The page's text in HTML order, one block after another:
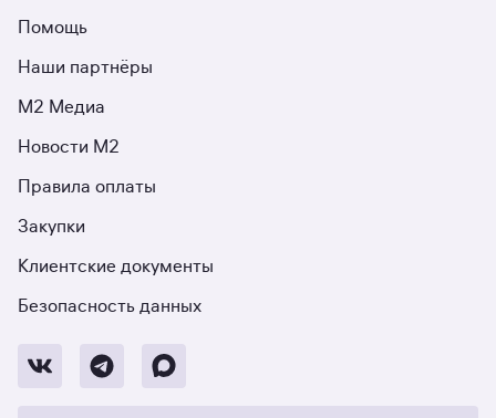
Помощь
Наши партнёры
М2 Медиа
Новости М2
Правила оплаты
Закупки
Клиентские документы
Безопасность данных